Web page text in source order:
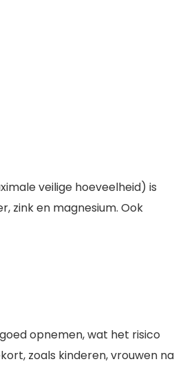
veilige hoeveelheid) is
zink en magnesium. Ook
opnemen, wat het risico
zoals kinderen, vrouwen na